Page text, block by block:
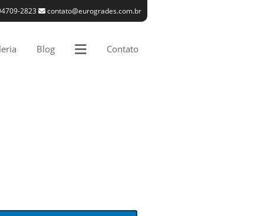
Blog Contato
2823 contato@eurogrades.com.br